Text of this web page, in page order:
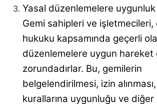
Yasal düzenlemelere
Gemi sahipleri ve
hukuku kapsamında geçerli
düzenlemelere uygun hareket
zorundadırlar. Bu, gemilerin
belgelendirilmesi, izin
kurallarına uygunluğu ve diğer